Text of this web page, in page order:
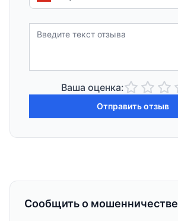
Ваша оценка:
Отправить отзыв
Сообщить о мошенничестве